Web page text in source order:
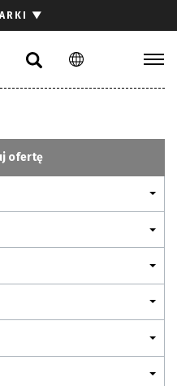
PL EN
▼
ofertę
kupić
pobrania
i odpowiedzi
z akcjonariuszami